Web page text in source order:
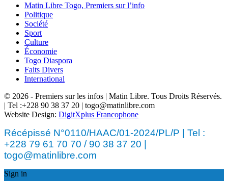
Matin Libre Togo, Premiers sur l’info
Politique
Société
Sport
Culture
Économie
Togo Diaspora
Faits Divers
International
© 2026 - Premiers sur les infos | Matin Libre. Tous Droits Réservés.
| Tel :+228 90 38 37 20 | togo@matinlibre.com
Website Design: DigitXplus Francophone
Récépissé N°0110/HAAC/01-2024/PL/P | Tel :
+228 79 61 70 70 / 90 38 37 20 |
togo@matinlibre.com
Sign in